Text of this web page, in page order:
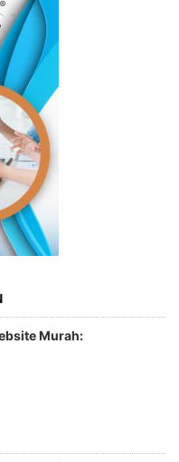
Murah: